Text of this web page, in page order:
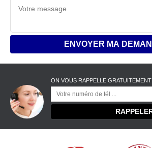
ON VOUS RAPPELLE GRATUITEMENT